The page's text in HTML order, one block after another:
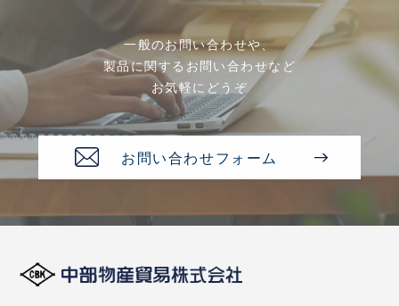
一般のお問い合わせや、
製品に関するお問い合わせなど
お気軽にどうぞ
お問い合わせフォーム